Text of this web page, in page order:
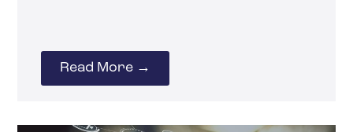
Read More →